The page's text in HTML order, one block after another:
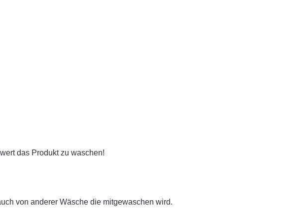
das Produkt zu waschen!
von anderer Wäsche die mitgewaschen wird.